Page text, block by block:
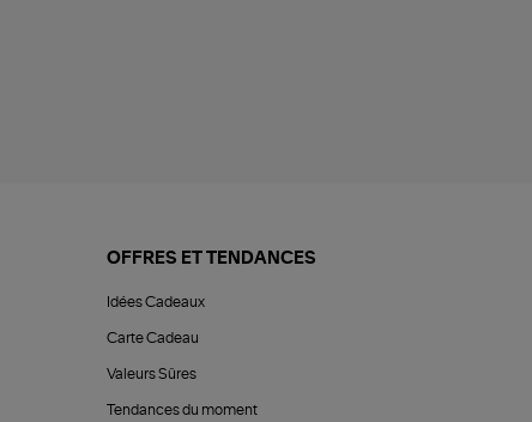
OFFRES ET TENDANCES
Idées Cadeaux
Carte Cadeau
Valeurs Sûres
Tendances du moment